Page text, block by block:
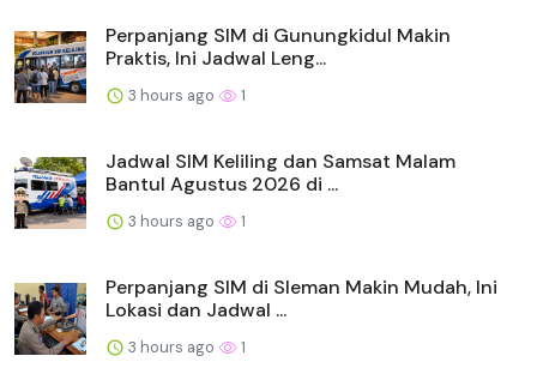
Perpanjang SIM di Gunungkidul Makin
Praktis, Ini Jadwal Leng...
3 hours ago 1
Jadwal SIM Keliling dan Samsat Malam
Bantul Agustus 2026 di ...
3 hours ago 1
Perpanjang SIM di Sleman Makin Mudah, Ini
Lokasi dan Jadwal ...
3 hours ago 1